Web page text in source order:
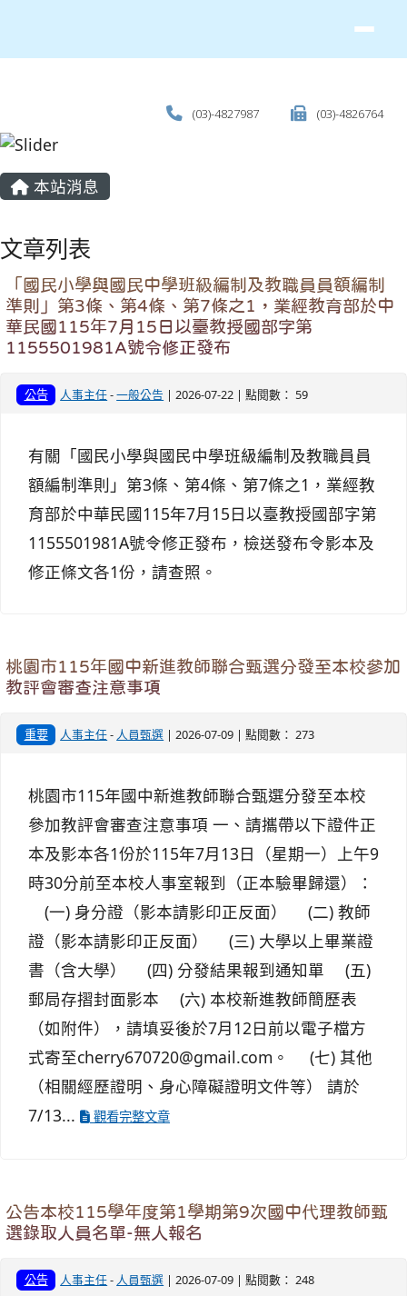
(03)-4827987 (03)-4826764
主內容區域
本站消息
文章列表
「國民小學與國民中學班級編制及教職員員額編制
準則」第3條、第4條、第7條之1，業經教育部於中
華民國115年7月15日以臺教授國部字第
1155501981A號令修正發布
公告 人事主任-一般公告 | 2026-07-22 | 點閱數： 59
有關「國民小學與國民中學班級編制及教職員員
額編制準則」第3條、第4條、第7條之1，業經教
育部於中華民國115年7月15日以臺教授國部字第
1155501981A號令修正發布，檢送發布令影本及
修正條文各1份，請查照。
桃園市115年國中新進教師聯合甄選分發至本校參加
教評會審查注意事項
重要 人事主任- 人員甄選 | 2026-07-09 | 點閱數： 273
桃園市115年國中新進教師聯合甄選分發至本校
參加教評會審查注意事項 一、請攜帶以下證件正
本及影本各1份於115年7月13日（星期一）上午9
時30分前至本校人事室報到（正本驗畢歸還）：
(一) 身分證（影本請影印正反面） (二) 教師
證（影本請影印正反面） (三) 大學以上畢業證
書（含大學） (四) 分發結果報到通知單 (五)
郵局存摺封面影本 (六) 本校新進教師簡歷表
（如附件），請填妥後於7月12日前以電子檔方
式寄至cherry670720@gmail.com。 (七) 其他
（相關經歷證明、身心障礙證明文件等） 請於
7/13...
觀看完整文章
公告本校115學年度第1學期第9次國中代理教師甄
選錄取人員名單-無人報名
公告 人事主任- 人員甄選 | 2026-07-09 | 點閱數： 248